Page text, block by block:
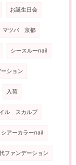
お誕生日会
マツパ 京都
シースルーnail
ション
入荷
ル スカルプ
シアーカラーnail
ファンデーション